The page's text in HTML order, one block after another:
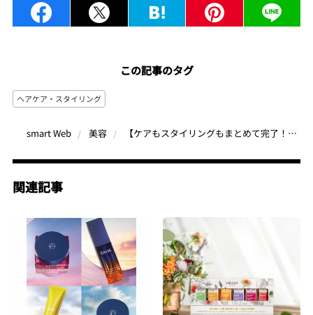
この記事のタグ
ヘアケア・スタイリング
smart Web 美容 【ケアもスタイリングもまとめて完了！】 ザ パブリック オーガニックの新作ヘアオイル＆ヘアバームが登場
関連記事